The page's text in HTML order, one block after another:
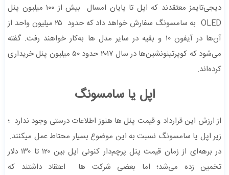
دیجی‌تایمز معتقدند که اپل تا پایان امسال بیش از ۱۰۰ میلیون پنل
OLED به سامسونگ سفارش خواهد داد که حدود ۲۵ میلیون واحد از
آن‌ها در آیفون ۱۰ و بقیه در سایر مدل ها به‌کار خواهند رفت. گفته
می‌شود که کوپرتینونشین‌ها در سال ۲۰۱۷ حدود ۵۰ میلیون پنل خریداری
کرده‌اند.
اپل یا سامسونگ
از ارزش این قرارداد و قیمت پنل ها هنوز اطلاعات درستی وجود ندارد ؛
زیر اپل یا سامسونگ نسبت به این موضوع بسیار محتاط عمل میکنند.
در برهه‌ای از زمان قیمت پنل پرچم‌دار کنونی اپل بین ۱۲۰ تا ۱۳۰ دلار
تخمین زده می‌شد؛ اما بعضی شرکت ها اعتقاد داشتند که